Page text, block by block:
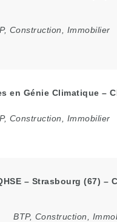
Construction, Immobilier
en Génie Climatique –
Construction, Immobilier
– Strasbourg (67) –
BTP, Construction,